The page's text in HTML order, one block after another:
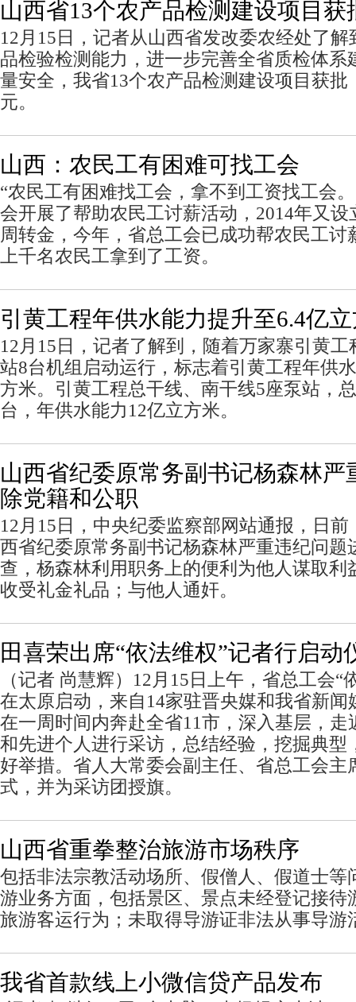
山西省13个农产品检测建设项目获
12月15日，记者从山西省发改委农经处了
品检验检测能力，进一步完善全省质检体系
量安全，我省13个农产品检测建设项目获批
元。
山西：农民工有困难可找工会
“农民工有困难找工会，拿不到工资找工会
会开展了帮助农民工讨薪活动，2014年又
周转金，今年，省总工会已成功帮农民工讨
上千名农民工拿到了工资。
引黄工程年供水能力提升至6.4亿
12月15日，记者了解到，随着万家寨引黄
站8台机组启动运行，标志着引黄工程年供
方米。引黄工程总干线、南干线5座泵站，
台，年供水能力12亿立方米。
山西省纪委原常务副书记杨森林严
除党籍和公职
12月15日，中央纪委监察部网站通报，日
西省纪委原常务副书记杨森林严重违纪问题
查，杨森林利用职务上的便利为他人谋取利
收受礼金礼品；与他人通奸。
田喜荣出席“依法维权”记者行启动
（记者 尚慧辉）12月15日上午，省总工会“
在太原启动，来自14家驻晋央媒和我省新闻
在一周时间内奔赴全省11市，深入基层，走
和先进个人进行采访，总结经验，挖掘典型
好举措。省人大常委会副主任、省总工会主
式，并为采访团授旗。
山西省重拳整治旅游市场秩序
包括非法宗教活动场所、假僧人、假道士等
游业务方面，包括景区、景点未经登记接待
旅游客运行为；未取得导游证非法从事导游
我省首款线上小微信贷产品发布